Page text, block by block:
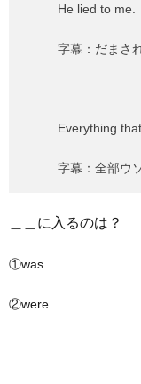
He lied to me.
字幕：だまさ
Everything
字幕：全部ウ
＿＿に入るのは？
①was
②were